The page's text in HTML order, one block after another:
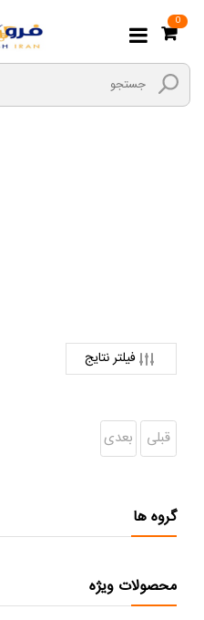
0
فیلتر نتایج
قبلی بعدی
گروه ها
محصولات ویژه